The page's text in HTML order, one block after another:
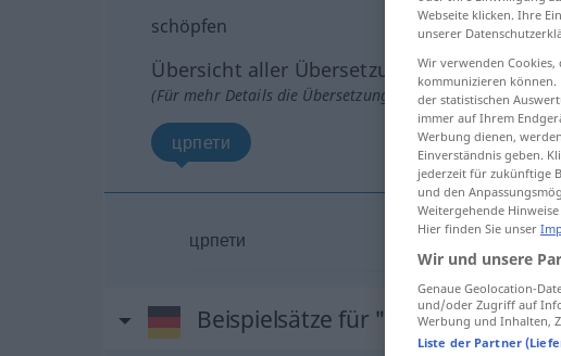
schöpfen
Übersicht aller Übersetzungen
(Für mehr Details die Übersetzung anklicken/antippen)
црпети
црпети
Beispielsätze für "schöpfen"
Webseite klicken. Ihre
unserer
Wir verwenden
kommunizieren
der statistischen
immer auf Ihrem
Werbung dienen,
Einverständnis geben.
jederzeit für zukünftige
und den
Weitergehende
Hier finden Sie unser
Wir und unsere
Genaue Geolocation-
und/oder Zugriff auf
Werbung und Inhalten,
Liste der Partner